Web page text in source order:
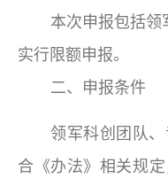
本次申报包括领
实行限额申报。
二、申报条件
领军科创团队
合《办法》相关规